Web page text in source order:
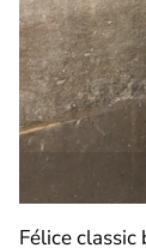
Félice